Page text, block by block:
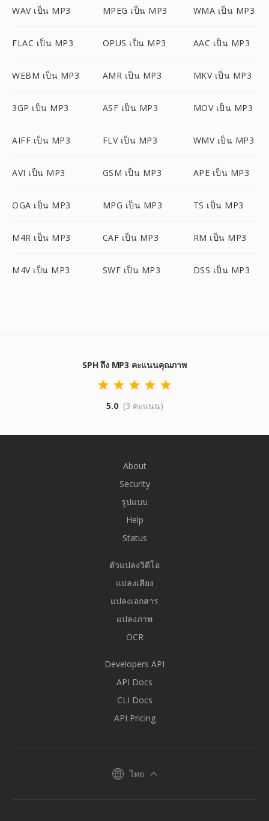
WAV เป็น MP3 MPEG เป็น MP3 WMA เป็น MP3
FLAC เป็น MP3 OPUS เป็น MP3 AAC เป็น MP3
WEBM เป็น MP3 AMR เป็น MP3 MKV เป็น MP3
3GP เป็น MP3 ASF เป็น MP3 MOV เป็น MP3
AIFF เป็น MP3 FLV เป็น MP3 WMV เป็น MP3
AVI เป็น MP3 GSM เป็น MP3 APE เป็น MP3
OGA เป็น MP3 MPG เป็น MP3 TS เป็น MP3
M4R เป็น MP3 CAF เป็น MP3 RM เป็น MP3
M4V เป็น MP3 SWF เป็น MP3 DSS เป็น MP3
SPH ถึง MP3 คะแนนคุณภาพ
5.0 (3 คะแนน)
About
Security
รูปแบบ
Help
Status
ตัวแปลงวิดีโอ
แปลงเสียง
แปลงเอกสาร
แปลงภาพ
OCR
Developers API
API Docs
CLI Docs
API Pricing
ไทย